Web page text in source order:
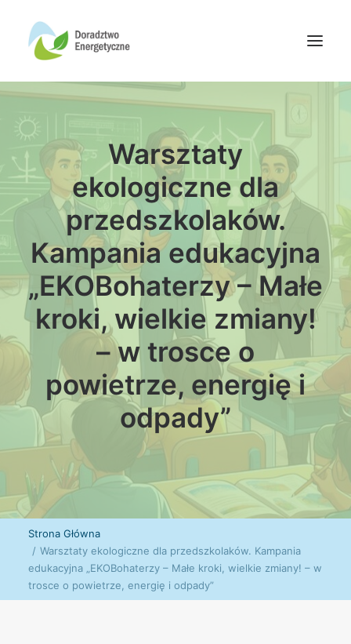
Oferta doradców
Aktualności
Wydarzenia
Oferta finansowania
Wiedza
Media
Kontakt
Wyszukiwanie
Warsztaty
ekologiczne dla
przedszkolaków.
Kampania edukacyjna
„EKOBohaterzy – Małe
kroki, wielkie zmiany!
– w trosce o
powietrze, energię i
odpady”
Strona Główna
Warsztaty ekologiczne dla przedszkolaków. Kampania
edukacyjna „EKOBohaterzy – Małe kroki, wielkie zmiany! – w
trosce o powietrze, energię i odpady”